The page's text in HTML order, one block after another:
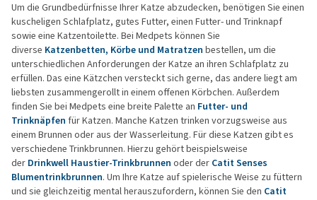
Um die Grundbedürfnisse Ihrer Katze abzudecken, benötigen Sie einen
kuscheligen Schlafplatz, gutes Futter, einen Futter- und Trinknapf
sowie eine Katzentoilette. Bei Medpets können Sie
diverse Katzenbetten, Körbe und Matratzen bestellen, um die
unterschiedlichen Anforderungen der Katze an ihren Schlafplatz zu
erfüllen. Das eine Kätzchen versteckt sich gerne, das andere liegt am
liebsten zusammengerollt in einem offenen Körbchen. Außerdem
finden Sie bei Medpets eine breite Palette an Futter- und
Trinknäpfen für Katzen. Manche Katzen trinken vorzugsweise aus
einem Brunnen oder aus der Wasserleitung. Für diese Katzen gibt es
verschiedene Trinkbrunnen. Hierzu gehört beispielsweise
der Drinkwell Haustier-Trinkbrunnen oder der Catit Senses
Blumentrinkbrunnen. Um Ihre Katze auf spielerische Weise zu füttern
und sie gleichzeitig mental herauszufordern, können Sie den Catit